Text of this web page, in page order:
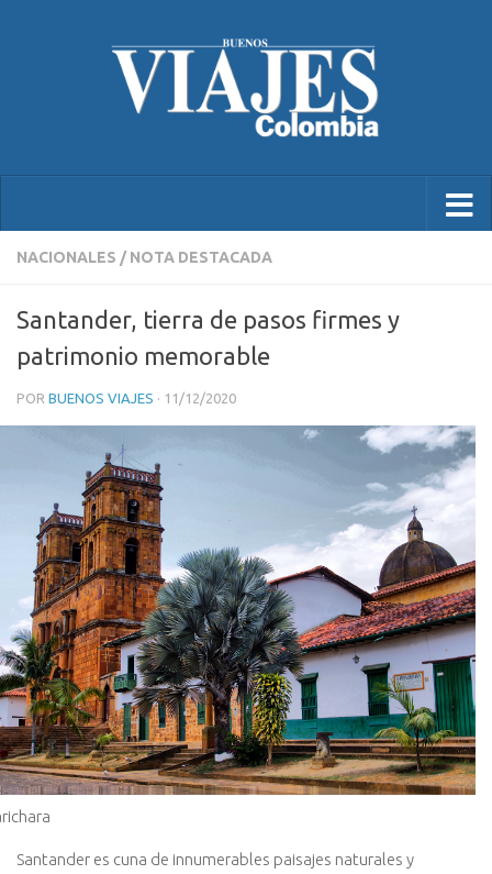
NACIONALES / NOTA DESTACADA
Santander, tierra de pasos firmes y
patrimonio memorable
POR BUENOS VIAJES · 11/12/2020
Santander es cuna de innumerables paisajes naturales y